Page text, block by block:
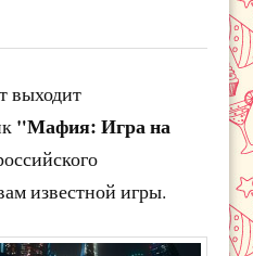
выходит
"Мафия: Игра на
известной игры.